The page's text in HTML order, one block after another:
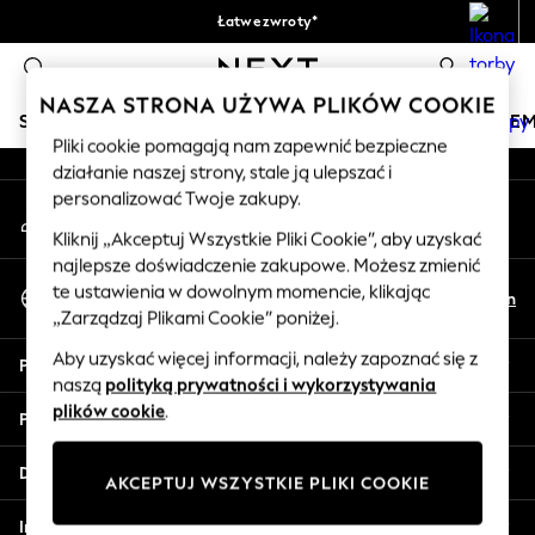
Łatwe zwroty*
0
SKLEP WAKACYJNY
HOLIDAY SHOP
Women's Holiday Shop
All Swimwear
All Beachwear
Bags & Accessories
Beach Dresses & Kaftans
Dresses
Flip Flops
Sliders
Jumpsuits & Playsuits
Sandals
Shorts
An error occurred on client
Nasze media społecznościowe
Moje konto
Zaloguj się na swoje konto
Wybierz Język
Polski
En
Pomoc
Prywatność i zasady prawne
Działy
Inne usługi
NASZA STRONA UŻYWA PLIKÓW COOKIE
Pliki cookie pomagają nam zapewnić bezpieczne
działanie naszej strony, stale ją ulepszać i
personalizować Twoje zakupy.
Kliknij „Akceptuj Wszystkie Pliki Cookie”, aby uzyskać
najlepsze doświadczenie zakupowe. Możesz zmienić
te ustawienia w dowolnym momencie, klikając
„Zarządzaj Plikami Cookie” poniżej.
Aby uzyskać więcej informacji, należy zapoznać się z
naszą polityką prywatności i wykorzystywania
plików cookie.
AKCEPTUJ WSZYSTKIE PLIKI COOKIE